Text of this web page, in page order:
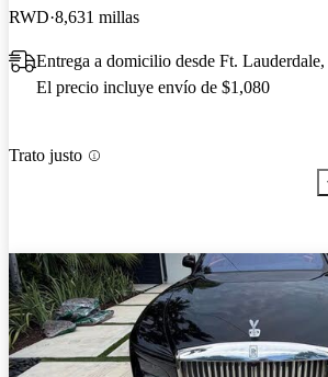
RWD 8,631 millas
Entrega a domicilio desde Ft.
El precio incluye envío de $1,080
Trato justo